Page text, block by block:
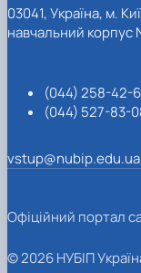
03041, Україна, м.
навчальний корпус
(044) 258-42-
(044) 527-83-
vstup@nubip.edu.ua
Офіційний портал
© 2026 НУБІП